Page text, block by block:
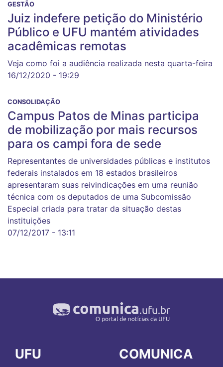
GESTÃO
Juiz indefere petição do Ministério
Público e UFU mantém atividades
acadêmicas remotas
Veja como foi a audiência realizada nesta quarta-feira
16/12/2020 - 19:29
CONSOLIDAÇÃO
Campus Patos de Minas participa
de mobilização por mais recursos
para os campi fora de sede
Representantes de universidades públicas e institutos
federais instalados em 18 estados brasileiros
apresentaram suas reivindicações em uma reunião
técnica com os deputados de uma Subcomissão
Especial criada para tratar da situação destas
instituições
07/12/2017 - 13:11
UFU COMUNICA